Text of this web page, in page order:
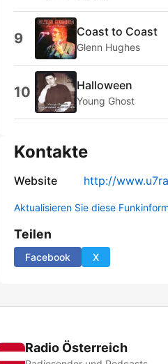
9 Coast to Coast
Glenn Hughes
10 Halloween
Young Ghost
Kontakte
Website http://
Aktualisieren Sie diese
Teilen
Facebook X
Radio Österreich